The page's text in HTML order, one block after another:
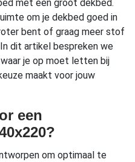
met een groot dekbed.
om je dekbed goed in
bent of graag meer stof
dit artikel bespreken we
je op moet letten bij
maakt voor jouw
een
om optimaal te